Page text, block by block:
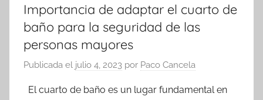
Importancia de adaptar el cuarto de
baño para la seguridad de las
personas mayores
Publicada el julio 4, 2023 por Paco Cancela
El cuarto de baño es un lugar fundamental en